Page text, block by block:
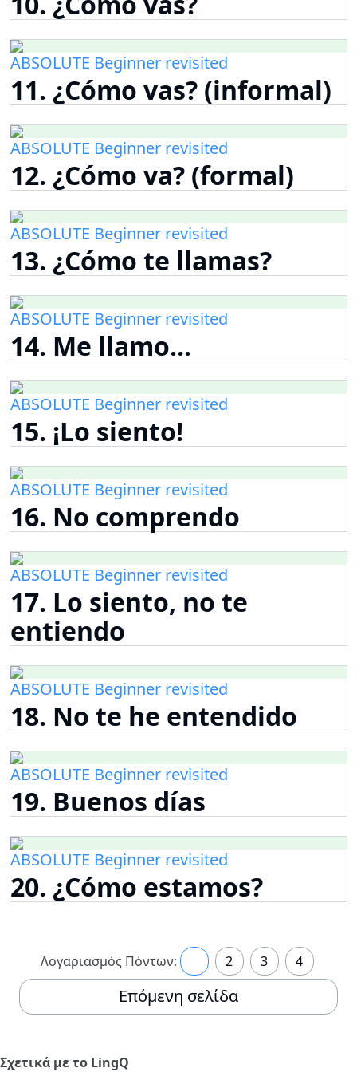
ABSOLUTE Beginner revisited
11. ¿Cómo vas? (informal)
ABSOLUTE Beginner revisited
12. ¿Cómo va? (formal)
ABSOLUTE Beginner revisited
13. ¿Cómo te llamas?
ABSOLUTE Beginner revisited
14. Me llamo...
ABSOLUTE Beginner revisited
15. ¡Lo siento!
ABSOLUTE Beginner revisited
16. No comprendo
ABSOLUTE Beginner revisited
17. Lo siento, no te
entiendo
ABSOLUTE Beginner revisited
18. No te he entendido
ABSOLUTE Beginner revisited
19. Buenos días
ABSOLUTE Beginner revisited
20. ¿Cómo estamos?
Λογαριασμός Πόντων: 2 3 4
Επόμενη σελίδα
Σχετικά με το LingQ